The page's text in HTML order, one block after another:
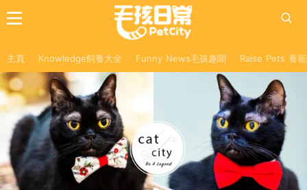
主頁 Knowledge飼養大全 Funny News毛孩趣聞 Raise Pets 養